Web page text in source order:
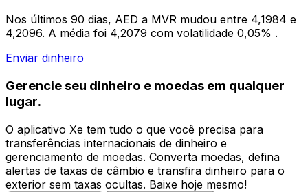
Nos últimos 90 dias, AED a MVR mudou entre 4,1984 e
4,2096. A média foi 4,2079 com volatilidade 0,05% .
Enviar dinheiro
Gerencie seu dinheiro e moedas em qualquer
lugar.
O aplicativo Xe tem tudo o que você precisa para
transferências internacionais de dinheiro e
gerenciamento de moedas. Converta moedas, defina
alertas de taxas de câmbio e transfira dinheiro para o
exterior sem taxas ocultas. Baixe hoje mesmo!